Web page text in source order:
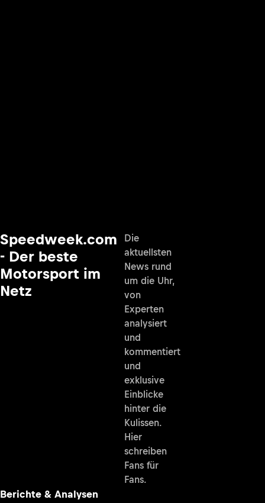
Speedweek.com
- Der beste
Motorsport im
Netz
Die
aktuellsten
News rund
um die Uhr,
von
Experten
analysiert
und
kommentiert
und
exklusive
Einblicke
hinter die
Kulissen.
Hier
schreiben
Fans für
Fans.
Berichte & Analysen